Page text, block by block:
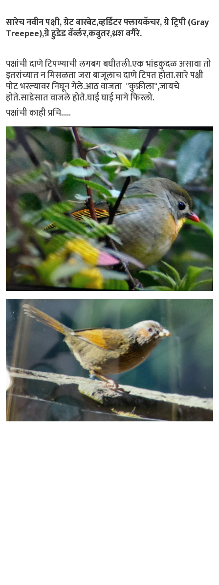
सारेच नवीन पक्षी, ग्रेट बारबेट,व्हर्डिटर फ्लायकॅचर, ग्रे ट्रिपी (Gray
Treepee),ग्रे हुडेड वॅर्ब्लर,कबुतर,थ्रश वगैरे.
पक्षांची दाणे टिपण्याची लगबग बघीतली.एक भांडकुदळ असावा तो
इतरांच्यात न मिसळता जरा बाजूलाच दाणे टिपत होता.सारे पक्षी
पोट भरल्यावर निघून गेले.आठ वाजता "कुफ्रीला",जायचे
होते.साडेसात वाजले होते.घाई घाई मागे फिरलो.
पक्षांची काही प्रचि.....